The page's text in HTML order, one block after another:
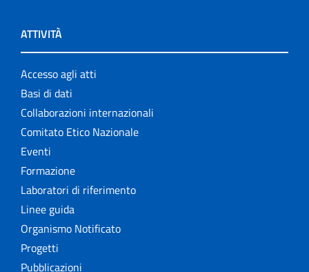
ATTIVITÀ
Accesso agli atti
Basi di dati
Collaborazioni internazionali
Comitato Etico Nazionale
Eventi
Formazione
Laboratori di riferimento
Linee guida
Organismo Notificato
Progetti
Pubblicazioni